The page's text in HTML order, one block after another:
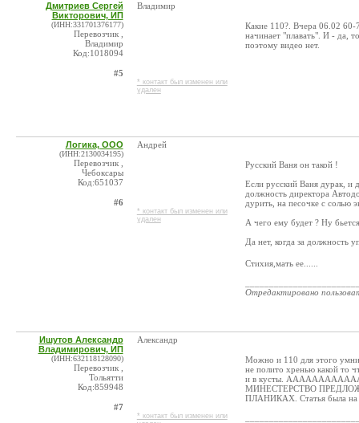
Дмитриев Сергей
Викторович, ИП
(ИНН:331701376177)
Перевозчик ,
Владимир
Код:1018094
#5
Владимир
* контакт был изменен или
удален
Какие 110?. Вчера 06.02 60-
начинает "плавать". И - да,
поэтому видео нет.
Логика, ООО
(ИНН:2130034195)
Перевозчик ,
Чебоксары
Код:651037
#6
Андрей
* контакт был изменен или
удален
Русский Ваня он такой !
Если русский Ваня дурак, и
должность директора
дурить, на песочке с солью
А чего ему будет ? Ну
Да нет, когда за должность
Стихия,мать ее......
Отредактировано
Ишутов Александр
Владимирович, ИП
(ИНН:632118128090)
Перевозчик ,
Тольятти
Код:859948
#7
Александр
* контакт был изменен или
Можно и 110 для этого
не полито хренью какой то
и в кусты.
МИНЕСТЕРСТВО
ПЛАНИКАХ. Статья была